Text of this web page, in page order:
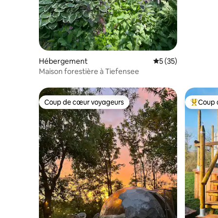
Hébergement Évaluation
5 (35)
Maison forestière à Tiefensee
Coup de cœur voyageurs
Coup de cœur voyageurs Coups
Coup